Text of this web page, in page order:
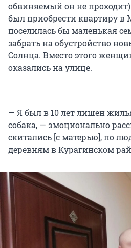
обвиняемый он не
был приобрести квартиру в
поселилась бы маленькая
забрать на обустройство
Солнца. Вместо этого
оказались на улице.
— Я был в 10 лет лишен
собака, — эмоционально
скитались [с матерью], по
деревням в Курагинском